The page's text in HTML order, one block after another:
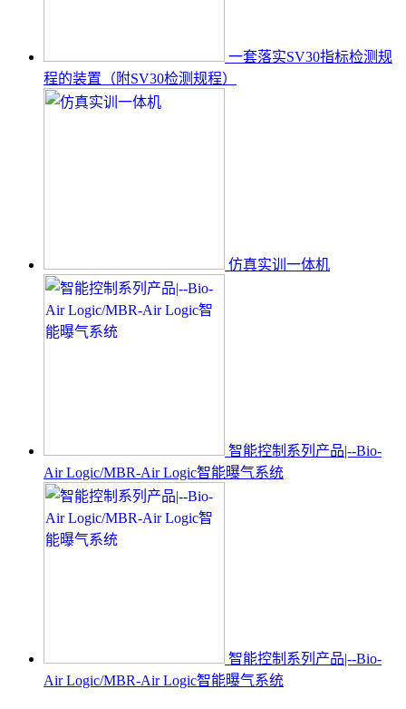
一套落实SV30指标检测规
程的装置（附SV30检测规程）
仿真实训一体机
智能控制系列产品|--Bio-
Air Logic/MBR-Air Logic智能曝气系统
智能控制系列产品|--Bio-
Air Logic/MBR-Air Logic智能曝气系统